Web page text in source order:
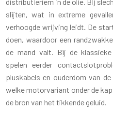
slijten, wat in extreme
verhoogde wrijving leidt. De
doen, waardoor een
de mand valt. Bij de klassieke
spelen eerder
pluskabels en ouderdom van
welke motorvariant onder de
de bron van het tikkende geluid.